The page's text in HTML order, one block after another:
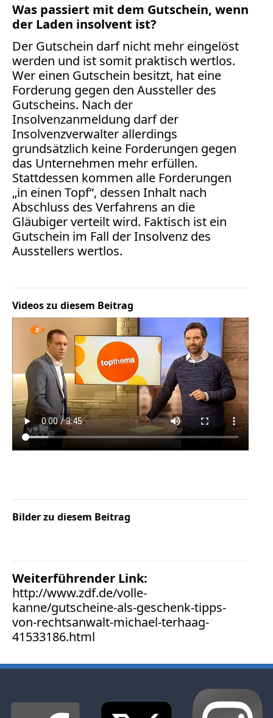
Was passiert mit dem Gutschein, wenn
der Laden insolvent ist?
Der Gutschein darf nicht mehr eingelöst
werden und ist somit praktisch wertlos.
Wer einen Gutschein besitzt, hat eine
Forderung gegen den Aussteller des
Gutscheins. Nach der
Insolvenzanmeldung darf der
Insolvenzverwalter allerdings
grundsätzlich keine Forderungen gegen
das Unternehmen mehr erfüllen.
Stattdessen kommen alle Forderungen
„in einen Topf“, dessen Inhalt nach
Abschluss des Verfahrens an die
Gläubiger verteilt wird. Faktisch ist ein
Gutschein im Fall der Insolvenz des
Ausstellers wertlos.
Videos zu diesem Beitrag
Bilder zu diesem Beitrag
Weiterführender Link:
http://www.zdf.de/volle-
kanne/gutscheine-als-geschenk-tipps-
von-rechtsanwalt-michael-terhaag-
41533186.html